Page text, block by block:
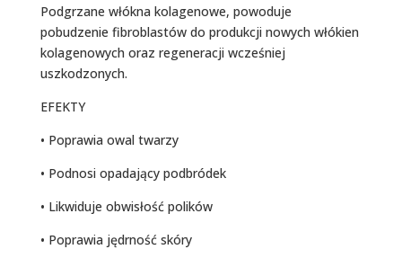
Podgrzane włókna kolagenowe, powoduje
pobudzenie fibroblastów do produkcji nowych włókien
kolagenowych oraz regeneracji wcześniej
uszkodzonych.
EFEKTY
• Poprawia owal twarzy
• Podnosi opadający podbródek
• Likwiduje obwisłość polików
• Poprawia jędrność skóry